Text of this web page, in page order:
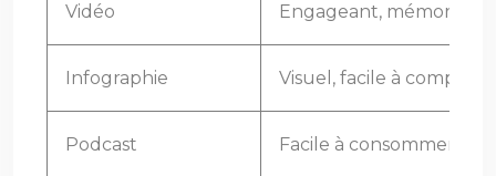
Vidéo Engageant,
Infographie Visuel, facile à
Podcast Facile à consommer,